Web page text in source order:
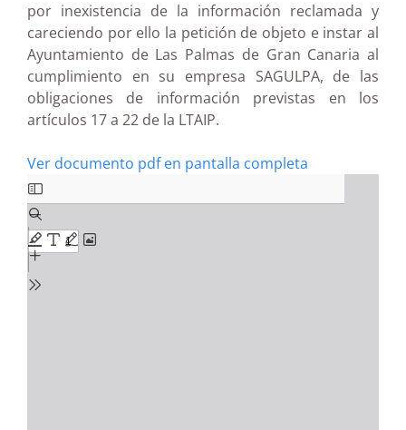
por inexistencia de la información reclamada y
careciendo por ello la petición de objeto e instar al
Ayuntamiento de Las Palmas de Gran Canaria al
cumplimiento en su empresa SAGULPA, de las
obligaciones de información previstas en los
artículos 17 a 22 de la LTAIP.
Ver documento pdf en pantalla completa